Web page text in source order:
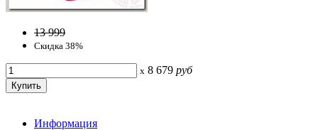
13 999
Скидка 38%
x 8 679 руб
Информация